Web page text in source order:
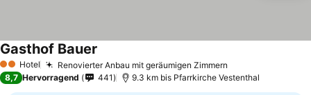
2 Sterne
Hotel Renovierter Anbau mit geräumigen Zimmern
Gasthof Bauer
8,7 Hervorragend 441 9.3 km bis Pfarrkirche Vestenthal